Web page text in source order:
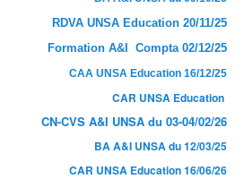
RDVA UNSA Education 20/11/25
Formation A&I Compta 02/12/25
CAA UNSA Education 16/12/25
CAR UNSA Education
CN-CVS A&I UNSA du 03-04/02/26
BA A&I UNSA du 12/03/25
CAR UNSA Education 16/06/26